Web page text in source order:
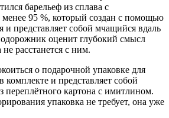
барельеф из сплава с
95 %, который создан с помощью
и представляет собой мчащийся вдаль
оценит глубокий смысл
расстанется с ним.
о подарочной упаковке для
и представляет собой
картона с имитлином.
упаковка не требует, она уже